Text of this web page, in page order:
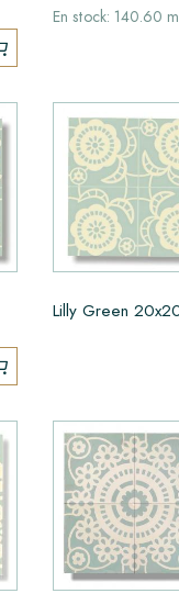
En stock: 140.60 m
Lilly Green